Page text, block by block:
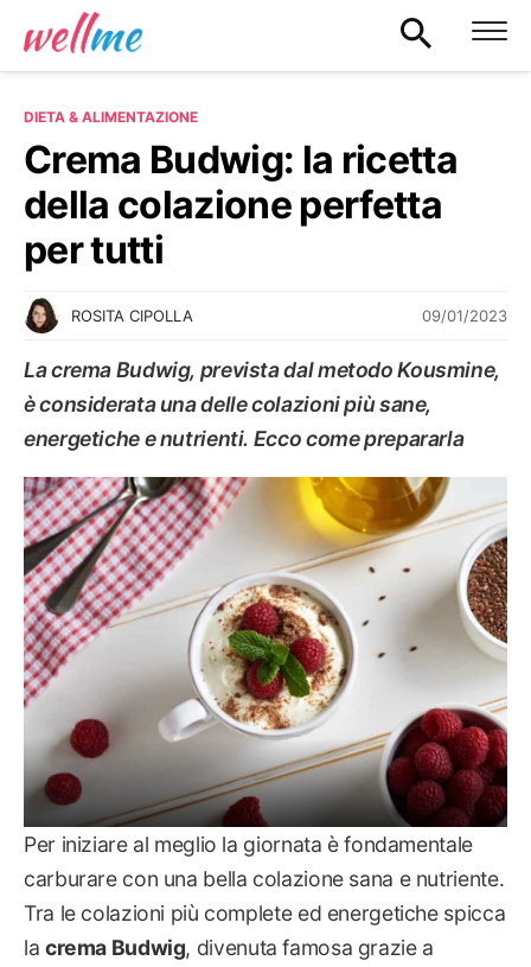
DIETA & ALIMENTAZIONE
Crema Budwig: la ricetta
della colazione perfetta
per tutti
ROSITA CIPOLLA 09/01/2023
La crema Budwig, prevista dal metodo Kousmine,
è considerata una delle colazioni più sane,
energetiche e nutrienti. Ecco come prepararla
DIETA & ALIMENTAZIONE
Per iniziare al meglio la giornata è fondamentale
carburare con una bella colazione sana e nutriente.
Tra le colazioni più complete ed energetiche spicca
la crema Budwig, divenuta famosa grazie a